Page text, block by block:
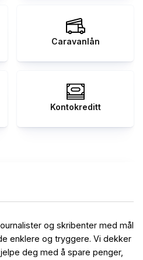
Caravanlån
Kontokreditt
og skribenter med mål
enklere og tryggere. Vi dekker
deg med å spare penger,